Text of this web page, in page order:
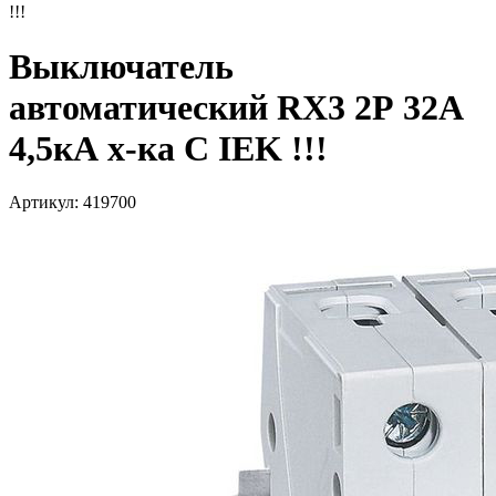
!!!
Выключатель
автоматический RX3 2Р 32А
4,5кА х-ка С IEK !!!
Артикул: 419700